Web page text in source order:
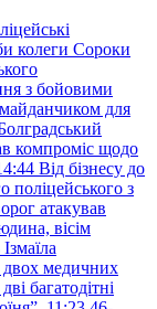
колеги Сороки
з бойовими
майданчиком для
компроміс щодо
Від бізнесу до
поліцейського з
атакував
вісім
медичних
багатодітні